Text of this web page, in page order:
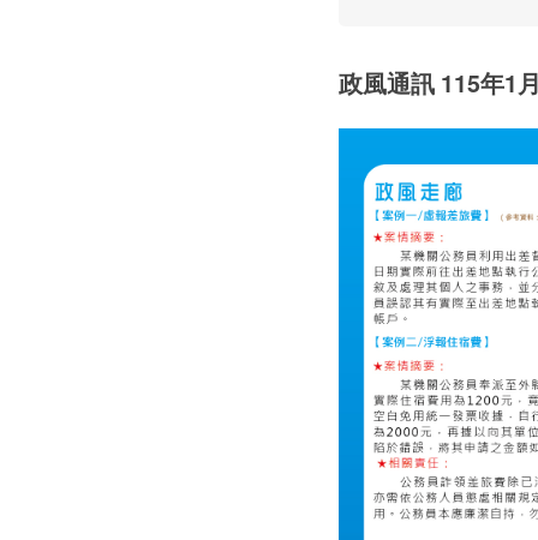
政風通訊 115年1